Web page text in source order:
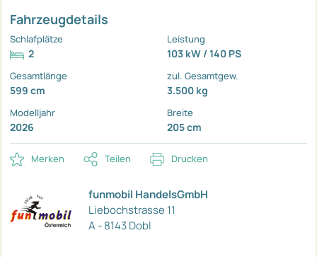
Fahrzeugdetails
Schlafplätze
2
Leistung
103 kW / 140 PS
Gesamtlänge
599 cm
zul. Gesamtgew.
3.500 kg
Modelljahr
2026
Breite
205 cm
Merken Teilen Drucken
funmobil HandelsGmbH
Liebochstrasse 11
A - 8143 Dobl